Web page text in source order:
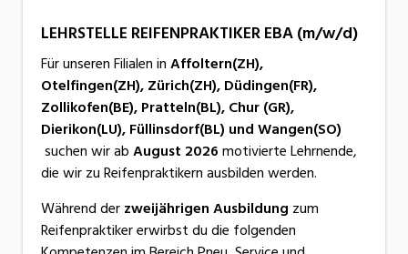
LEHRSTELLE REIFENPRAKTIKER EBA (m/w/d)
Für unseren Filialen inAffoltern(ZH),
Otelfingen(ZH), Zürich(ZH), Düdingen(FR),
Zollikofen(BE), Pratteln(BL), Chur (GR),
Dierikon(LU), Füllinsdorf(BL) und Wangen(SO)
suchen wir abAugust 2026motivierte Lehrnende,
die wir zu Reifenpraktikern ausbilden werden.
Während derzweijährigen Ausbildung zum
Reifenpraktiker erwirbst du die folgenden